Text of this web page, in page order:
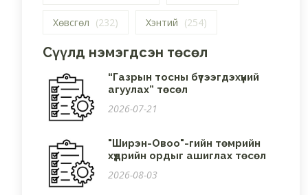
Хөвсгөл (232) Хэнтий (254)
Сүүлд нэмэгдсэн төсөл
“Газрын тосны бүтээгдэхүүний
агуулах” төсөл
2026-07-21
"Ширэн-Овоо"-гийн төмрийн
хүдрийн ордыг ашиглах төсөл
2026-08-03